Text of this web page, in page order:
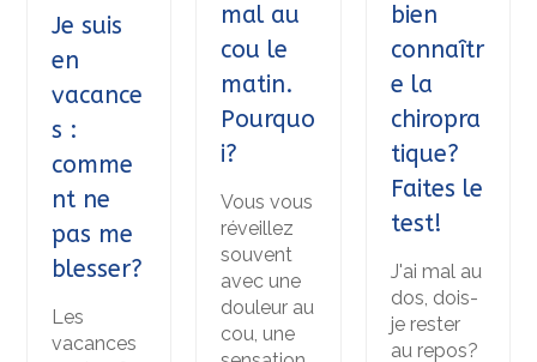
Je suis
en
vacance
s :
comme
nt ne
pas me
blesser?
Les
vacances
mal au
cou le
matin.
Pourquo
i?
Vous vous
réveillez
souvent
avec une
douleur au
cou, une
bien
connaîtr
e la
chiropra
tique?
Faites le
test!
J'ai mal au
dos, dois-
je rester
au repos?